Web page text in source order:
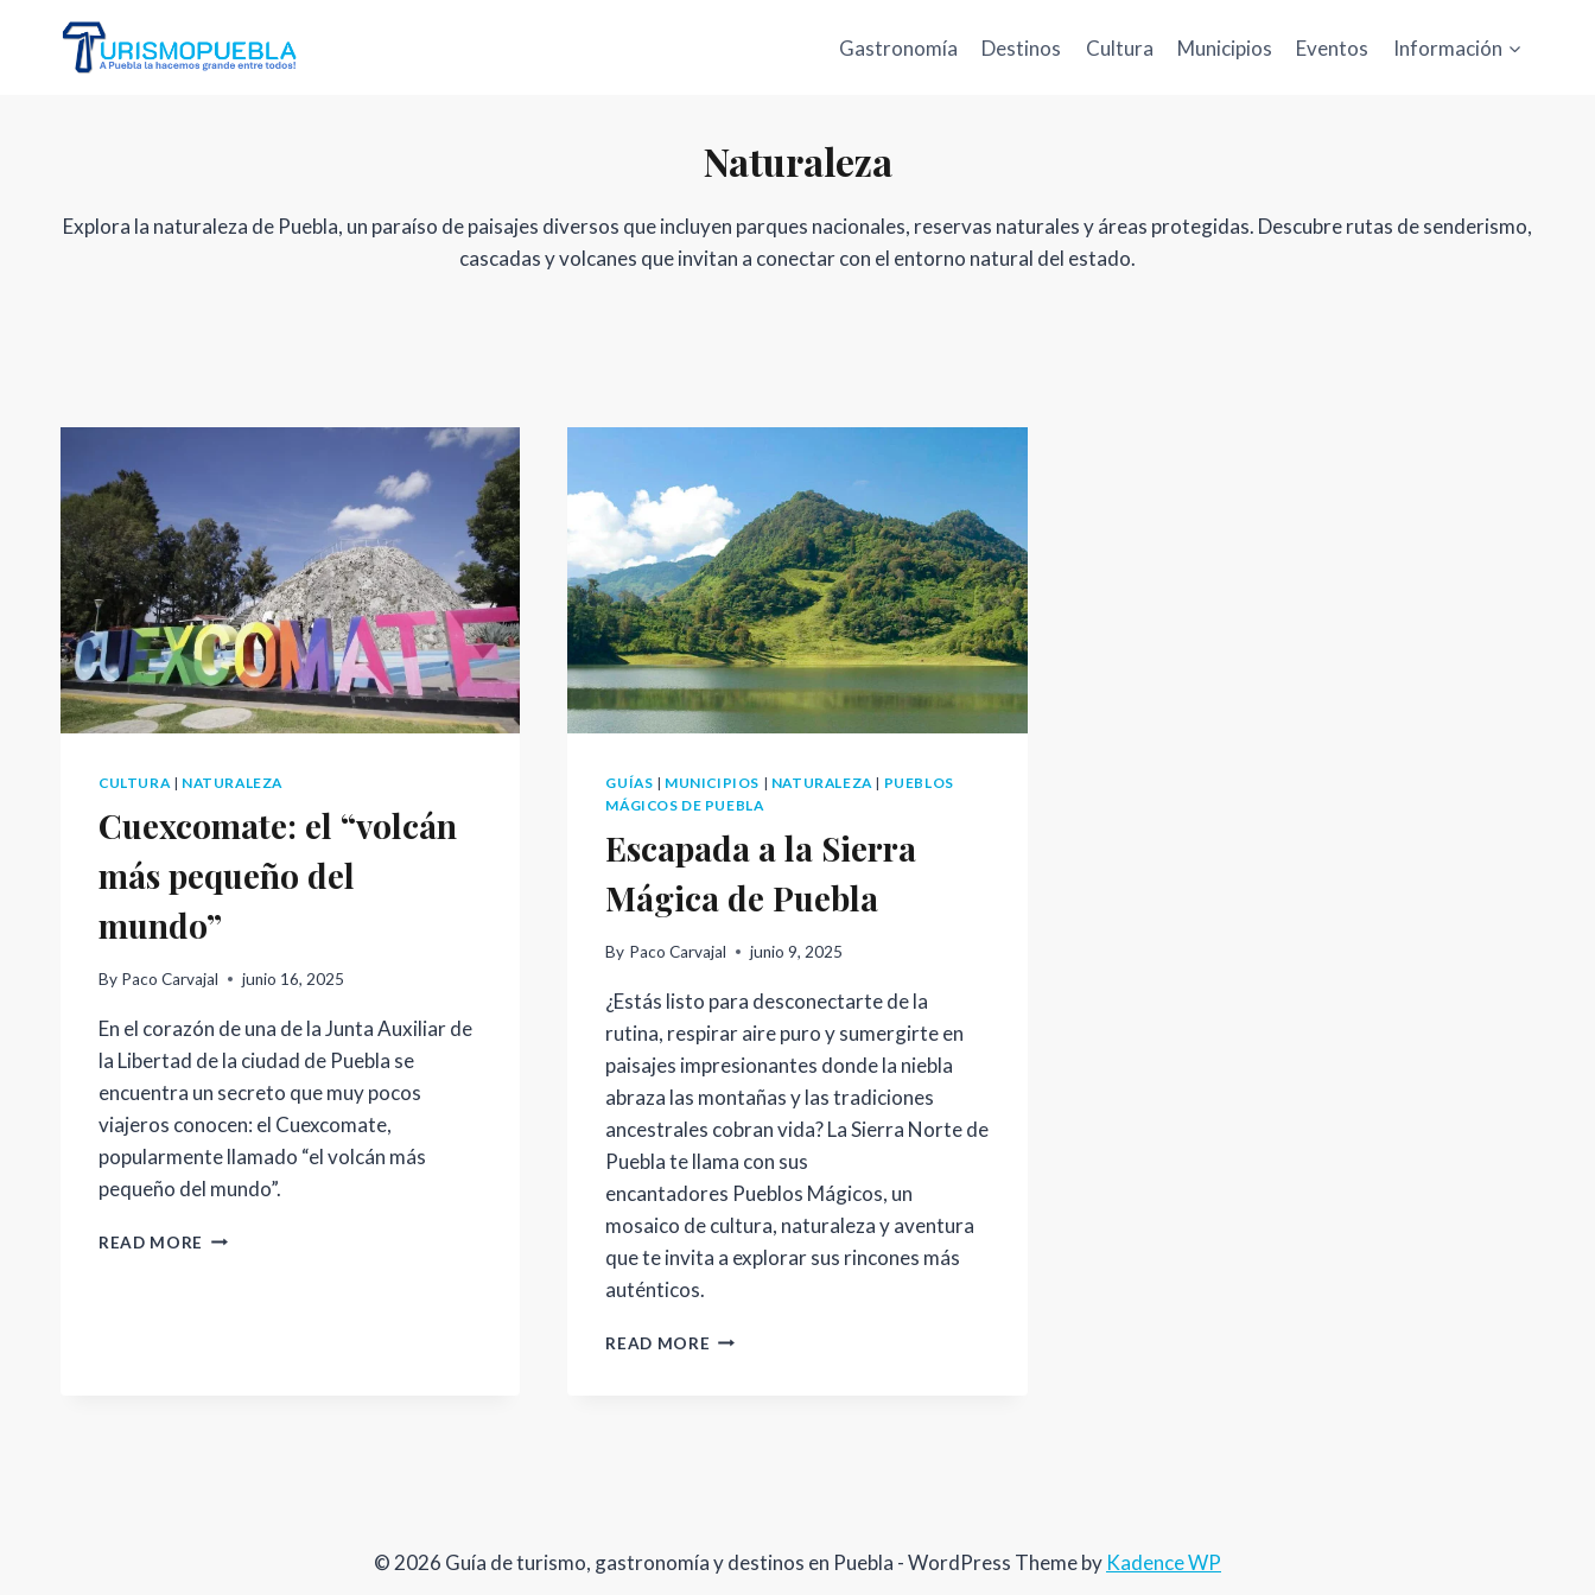
Gastronomía Destinos Cultura Municipios Eventos Información
Naturaleza
Explora la naturaleza de Puebla, un paraíso de paisajes diversos que incluyen parques nacionales, reservas naturales y áreas protegidas. Descubre rutas de senderismo,
cascadas y volcanes que invitan a conectar con el entorno natural del estado.
CULTURA| NATURALEZA
Cuexcomate: el “volcán
más pequeño del
mundo”
By Paco Carvajal junio 16, 2025
En el corazón de una de la Junta Auxiliar de
la Libertad de la ciudad de Puebla se
encuentra un secreto que muy pocos
viajeros conocen: el Cuexcomate,
popularmente llamado “el volcán más
pequeño del mundo”.
READ MORE CUEXCOMATE:
GUÍAS | MUNICIPIOS | NATURALEZA| PUEBLOS
MÁGICOS DE PUEBLA
Escapada a la Sierra
Mágica de Puebla
By Paco Carvajal junio 9, 2025
¿Estás listo para desconectarte de la
rutina, respirar aire puro y sumergirte en
paisajes impresionantes donde la niebla
abraza las montañas y las tradiciones
ancestrales cobran vida? La Sierra Norte de
Puebla te llama con sus
encantadores Pueblos Mágicos, un
mosaico de cultura, naturaleza y aventura
que te invita a explorar sus rincones más
auténticos.
READ MORE ESCAPADA
© 2026 Guía de turismo, gastronomía y destinos en Puebla - WordPress Theme by Kadence WP